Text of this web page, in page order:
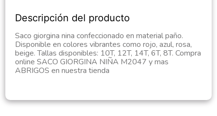
Descripción del producto
Saco giorgina nina confeccionado en material paño.
Disponible en colores vibrantes como rojo, azul, rosa,
beige. Tallas disponibles: 10T, 12T, 14T, 6T, 8T. Compra
online SACO GIORGINA NIÑA M2047 y mas
ABRIGOS en nuestra tienda